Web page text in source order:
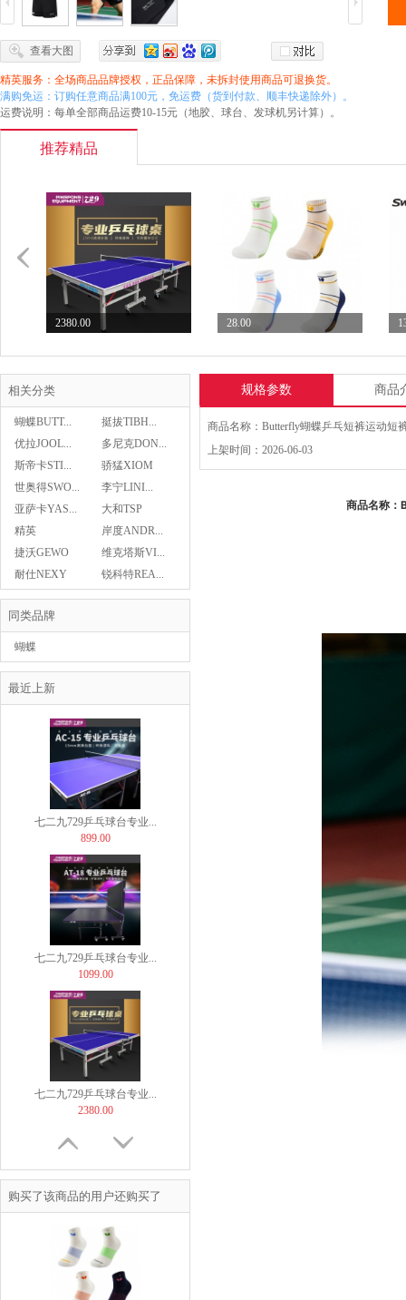
查看大图
精英服务：全场商品品牌授权，正品保障，未拆封使用商品可退换货。
满购免运：订购任意商品满100元，免运费（货到付款、顺丰快递除外）。
运费说明：每单全部商品运费10-15元（地胶、球台、发球机另计算）。
推荐精品
2380.00
28.00
28.00
Butterfly蝴蝶乒...
相关分类
蝴蝶BUTT...
挺拔TIBH...
优拉JOOL...
多尼克DON...
斯帝卡STI...
骄猛XIOM
世奥得SWO...
李宁LINI...
亚萨卡YAS...
大和TSP
精英
岸度ANDR...
捷沃GEWO
维克塔斯VI...
耐仕NEXY
锐科特REA...
同类品牌
蝴蝶
BUTTERFLY
最近上新
Asics亚瑟士乒乓球鞋...
439.00
29.00
七二九729乒乓球台专业...
899.00
七二九729乒乓球台专业...
1099.00
七二九729乒乓球台专业...
2380.00
TIBHAR挺拔飞舞紫金...
169.00
购买了该商品的用户还购买了
规格参数 商品
上架时间：2026-06-03
商品名称：